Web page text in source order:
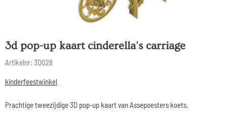
3d pop-up kaart cinderella's carriage
Artikelnr: 3D028
kinderfeestwinkel
Prachtige tweezijdige 3D pop-up kaart van Assepoesters koets.